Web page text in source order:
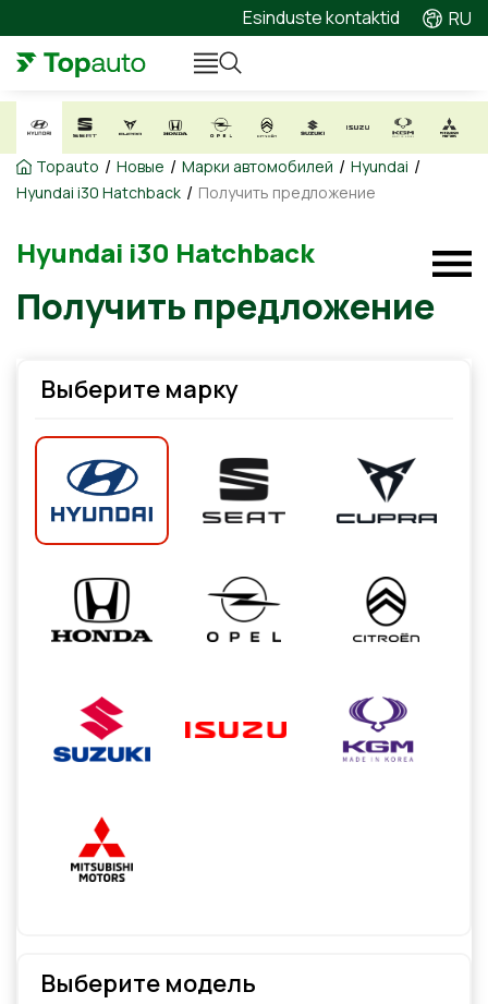
Esinduste kontaktid RU
Topauto / Новые / Марки автомобилей / Hyundai /
Hyundai i30 Hatchback / Получить предложение
Hyundai i30 Hatchback
Получить предложение
Выберите марку
Выберите модель